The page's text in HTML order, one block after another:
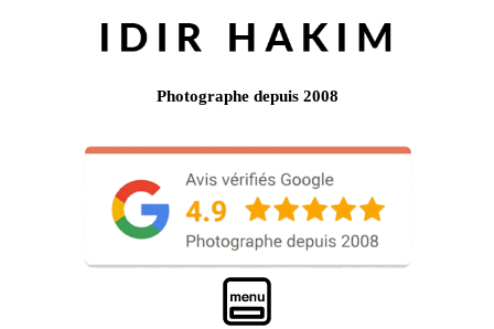
Photographe depuis 2008